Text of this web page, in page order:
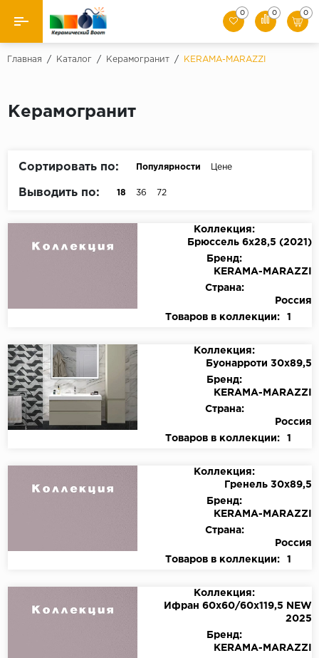
Назад
Керамическая плитка
Клинкер
0 0 0
Главная / Каталог / Керамогранит / KЕRАМА-МАRАZZI
Керамогранит
Сортировать по: Популярности Цене
Выводить по: 18 36 72
Коллекция:
Брюссель 6х28,5 (2021)
Бренд:
KЕRАМА-МАRАZZI
Страна:
Россия
Товаров в коллекции:
1
Коллекция:
Буонарроти 30х89,5
Бренд:
KЕRАМА-МАRАZZI
Страна:
Россия
Товаров в коллекции:
1
Коллекция:
Гренель 30х89,5
Бренд:
KЕRАМА-МАRАZZI
Страна:
Россия
Товаров в коллекции:
1
Коллекция:
Ифран 60х60/60х119,5 NEW
2025
Бренд:
KЕRАМА-МАRАZZI